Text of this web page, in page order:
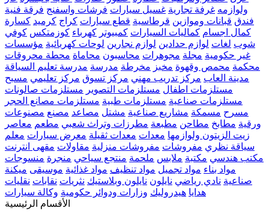
ولوازمه غرفة تجارية غسيل سيارات فرشات واسفنج فرقة فنية
فندق قبانات وموازين قرطاسية قطع سيارات كراج كرميد كسارة
كمال اجسام كماليات السيارات كمبيوتر كهرباء كوزمتكس كوفي
شوب لغات لوازم حدادين لوازم نجارين لوحات كهربائية مؤسسات
غير حكومية مجلة مجوهرات محاسبون محاماة محطة محروقات
محكمة محمص وقهوة مخبز مخرطة مدرسة مدرسة تعليم السياقة
مدينة العاب مركز تدريب مهني مركز تسوق مركز تعليمي مسبح
مستلزمات اطفال مستلزمات التصوير مستلزمات صالونات
مستلزمات صناعية مستلزمات طبية مستلزمات مصانع الحجر
مسرح مسمكة مشاريع صناعية مشتل مصاعد مصنع مصنوعات
ورقية مطابخ مطاحن مطبعة مطرزات وتراث شعبي مطعم معاصر
زيت الزيتون ولوازمها معدات معدات ثقيلة معرض سيارات معلم
سياقة نظري مفروشات مفروشات منزلية مقاولات مقهى انترنت
مكتب هندسي مكتبة ملابس ملحمة منتجع سياحي منجرة منسوجات
مواد بناء مواد تجميل مواد تنظيف مواد غذائية موسيقى ميكنة
صناعية نادي رياضي نايلون نايلون وبلاستيك نثريات نقابات نقليات
هدايا هيدروليك وزارات ودوائر حكومية وكالة سيارات
الأقسام الرئيسية